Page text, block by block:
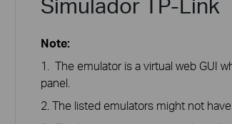
Note:
1. The emulator is a virtual web GUI
panel.
2. The listed emulators might not